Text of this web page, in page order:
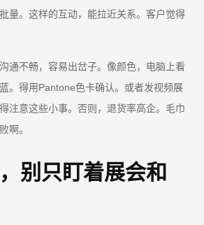
量。这样的互动，能拉近关系。客户觉得
通不畅，容易出岔子。像颜色，电脑上看
。得用Pantone色卡确认。或者发视频展
注意这些小事。否则，退货率高企。毛巾
啊。
别只盯着展会和